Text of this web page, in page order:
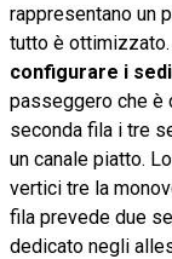
rappresentano un
tutto è
configurare i
passeggero che è
seconda fila i tre
un canale piatto.
vertici tre la
fila prevede due
dedicato negli